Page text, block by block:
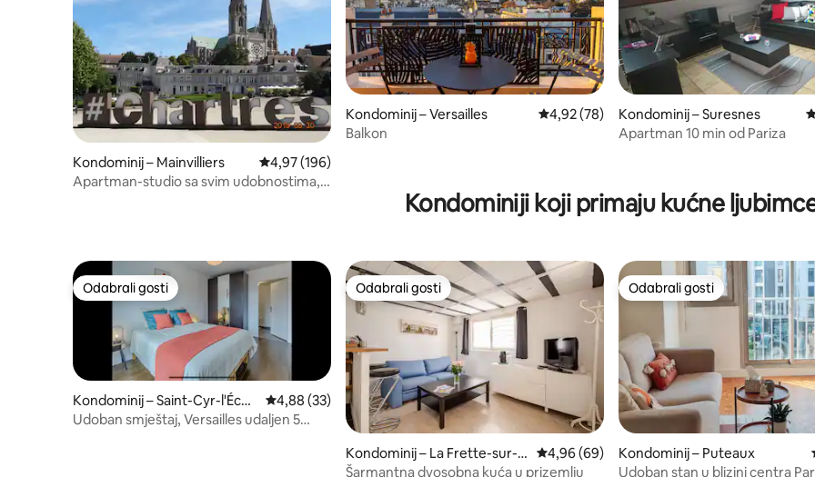
Kondominij – Mainvilliers Prosječna ocjena: 4,97/5, recenzija: 196
4,97 (196)
Apartman-studio sa svim udobnostima,
Kondominij – Versailles Prosječna ocjena: 4,92/5, recenzija: 78
4,92 (78)
Balkon
Kondominij – Suresnes
Apartman 10 min od Pariza
Kondominiji koji primaju kućne
Odabrali gosti
Odabrali gosti
Kondominij – Saint-Cyr-l'Écol
e
Prosječna ocjena: 4,88/5, recenzija: 33
4,88 (33)
Udoban smještaj, Versailles udaljen 5
Odabrali gosti
Odabrali gosti
Kondominij – La Frette-sur-S
eine
Prosječna ocjena: 4,96/5, recenzija: 69
4,96 (69)
Šarmantna dvosobna kuća u prizemlju
Odabrali gosti
Odabrali gosti
Kondominij – Puteaux
Udoban stan u blizini centra